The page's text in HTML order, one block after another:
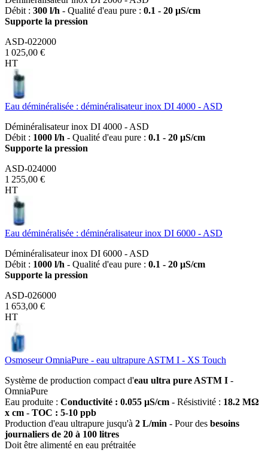
Débit : 300 l/h - Qualité d'eau pure : 0.1 - 20 µS/cm
Supporte la pression
ASD-022000
1 025,00 €
HT
Eau déminéralisée : déminéralisateur inox DI 4000 - ASD
Déminéralisateur inox DI 4000 - ASD
Débit : 1000 l/h - Qualité d'eau pure : 0.1 - 20 µS/cm
Supporte la pression
ASD-024000
1 255,00 €
HT
Eau déminéralisée : déminéralisateur inox DI 6000 - ASD
Déminéralisateur inox DI 6000 - ASD
Débit : 1000 l/h - Qualité d'eau pure : 0.1 - 20 µS/cm
Supporte la pression
ASD-026000
1 653,00 €
HT
Osmoseur OmniaPure - eau ultrapure ASTM I - XS Touch
Système de production compact d'eau ultra pure ASTM I -
OmniaPure
Eau produite : Conductivité : 0.055 µS/cm - Résistivité : 18.2 MΩ
x cm - TOC : 5-10 ppb
Production d'eau ultrapure jusqu'à 2 L/min - Pour des besoins
journaliers de 20 à 100 litres
Doit être alimenté en eau prétraitée